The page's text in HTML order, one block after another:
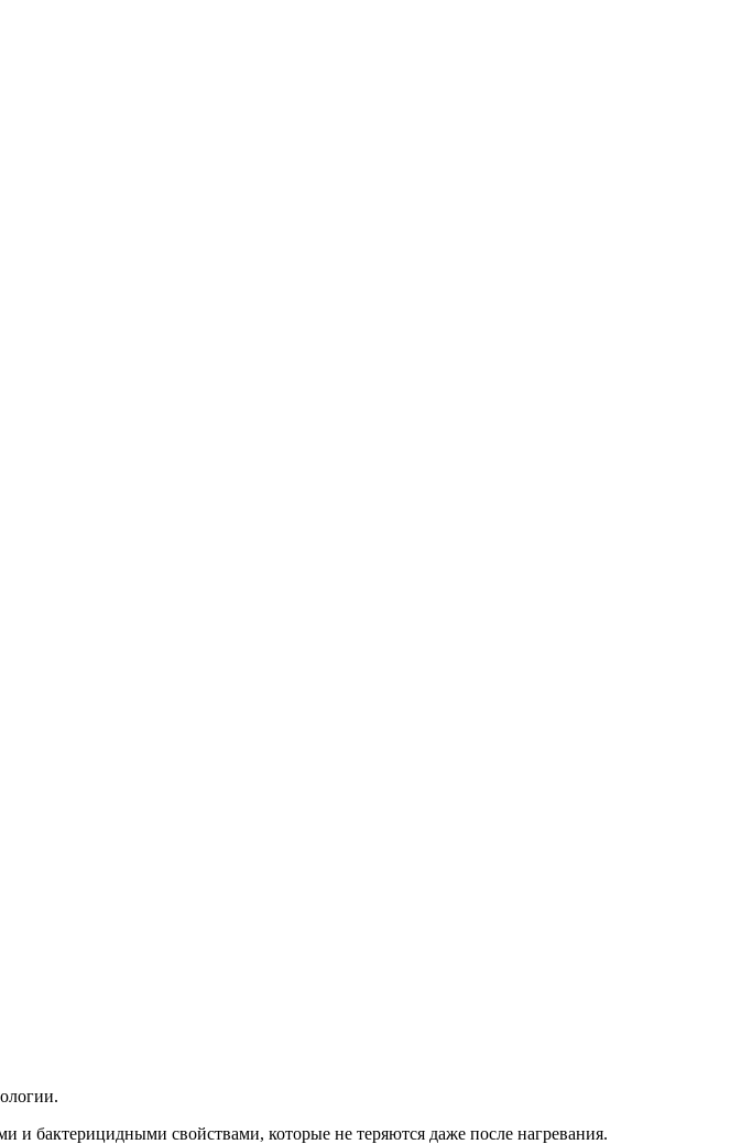
бактерицидными свойствами, которые не теряются даже после нагревания.